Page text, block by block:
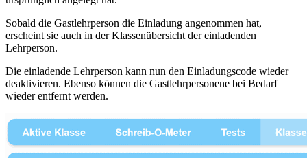
Sobald die Gastlehrperson die Einladung angenommen hat,
erscheint sie auch in der Klassenübersicht der einladenden
Lehrperson.
Die einladende Lehrperson kann nun den Einladungscode wieder
deaktivieren. Ebenso können die Gastlehrpersonene bei Bedarf
wieder entfernt werden.